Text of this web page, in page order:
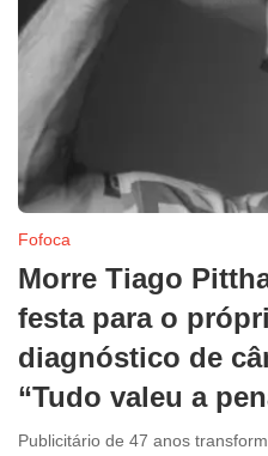
Fofoca
Morre Tiago
festa para o
diagnóstico de
“Tudo valeu a
Publicitário de 47 anos